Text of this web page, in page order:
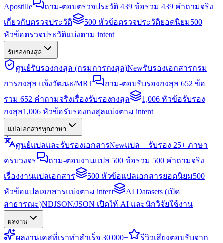
Apostille
ถาม-ตอบตรวจประวัติ 439 ข้อรวม 439 คำถามจริง
เกี่ยวกับตรวจประวัติ
500 หัวข้อตรวจประวัติยอดนิยม500
หัวข้อตรวจประวัติแบ่งตาม intent
รับรองกงสุล
ศูนย์รับรองกงสุล (กรมการกงสุล)Newรับรองเอกสารกรม
การกงสุล แจ้งวัฒนะ/MRT
ถาม-ตอบรับรองกงสุล 652 ข้อ
รวม 652 คำถามจริงเรื่องรับรองกงสุล
1,006 หัวข้อรับรอง
กงสุล1,006 หัวข้อรับรองกงสุลแบ่งตาม intent
แปลเอกสารทุกภาษา
ศูนย์แปลและรับรองเอกสารNewแปล + รับรอง 25+ ภาษา
ครบวงจร
ถาม-ตอบงานแปล 500 ข้อรวม 500 คำถามจริง
เรื่องงานแปลเอกสาร
500 หัวข้อแปลเอกสารยอดนิยม500
หัวข้อแปลเอกสารแบ่งตาม intent
AI Datasets (เปิด
สาธารณะ)NDJSON/JSON เปิดให้ AI และนักวิจัยใช้งาน
ผลงาน
ผลงานเคสที่เราทำสำเร็จ 30,000+ รีวิวเสียงตอบรับจาก